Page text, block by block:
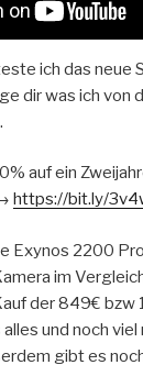
ich das neue
dir was ich von
auf ein
https://bit.ly/
Exynos 2200
im
der 849€
und noch
gibt es